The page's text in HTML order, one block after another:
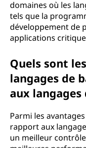
domaines où les
tels que la
développement de
applications
Quels sont
langages de
aux langages
Parmi les
rapport aux
un meilleur